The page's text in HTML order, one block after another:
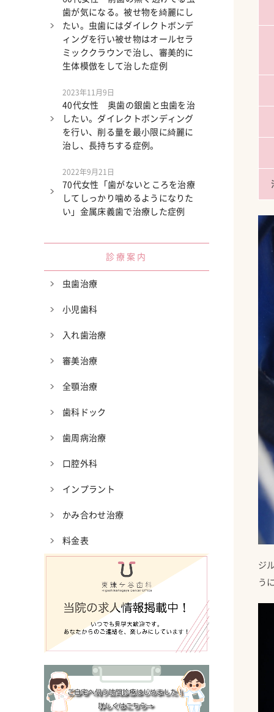
歯が気になる。被せ物を綺麗にし
たい。虫歯にはダイレクトボンデ
ィングを行い被せ物はオールセラ
ミッククラウンで治し、審美的に
生体模倣をして治した症例
2023年11月9日
40代女性 奥歯の銀歯と虫歯を治
したい。ダイレクトボンディング
を行い、削る量を最小限に綺麗に
治し、長持ちする症例。
2022年9月21日
70代女性「歯がないところを治療
してしっかり噛めるようになりた
い」金属床義歯で治療した症例
診療案内
虫歯治療
小児歯科
入れ歯治療
審美治療
全顎治療
歯科ドック
歯周病治療
口腔外科
インプラント
かみ合わせ治療
料金表
ジ
う